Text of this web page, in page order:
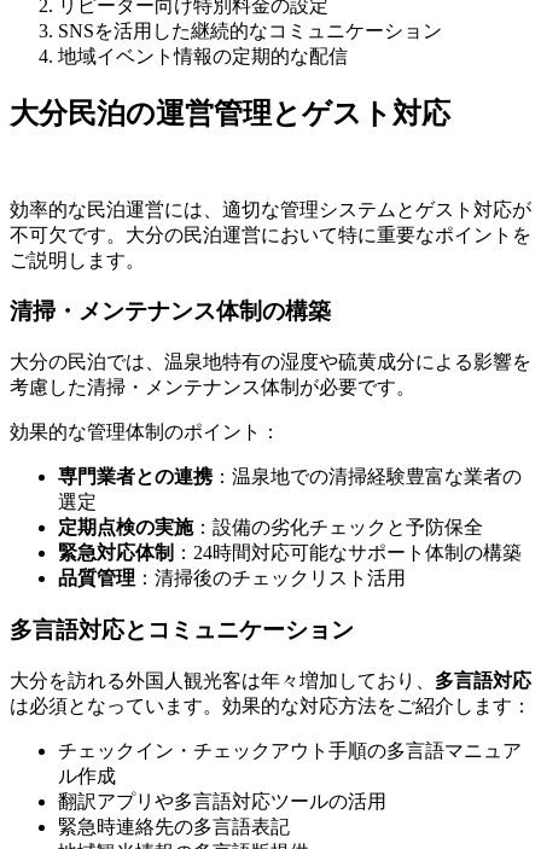
リピーター向け特別料金の設定
SNSを活用した継続的なコミュニケーション
地域イベント情報の定期的な配信
大分民泊の運営管理とゲスト対応
効率的な民泊運営には、適切な管理システムとゲスト対応が
不可欠です。大分の民泊運営において特に重要なポイントを
ご説明します。
清掃・メンテナンス体制の構築
大分の民泊では、温泉地特有の湿度や硫黄成分による影響を
考慮した清掃・メンテナンス体制が必要です。
効果的な管理体制のポイント：
専門業者との連携：温泉地での清掃経験豊富な業者の
選定
定期点検の実施：設備の劣化チェックと予防保全
緊急対応体制 ：24時間対応可能なサポート体制の構築
品質管理 ：清掃後のチェックリスト活用
多言語対応とコミュニケーション
大分を訪れる外国人観光客は年々増加しており、 多言語対応
は必須となっています。効果的な対応方法をご紹介します：
チェックイン・チェックアウト手順の多言語マニュア
ル作成
翻訳アプリや多言語対応ツールの活用
緊急時連絡先の多言語表記